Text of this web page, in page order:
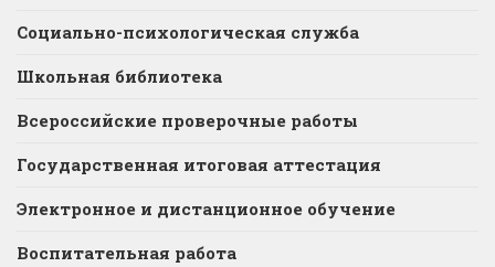
Социально-психологическая служба
Школьная библиотека
Всероссийские проверочные работы
Государственная итоговая аттестация
Электронное и дистанционное обучение
Воспитательная работа